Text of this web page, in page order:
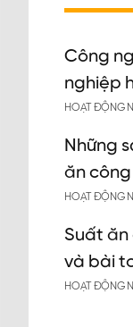
Công
nghiệp
HOẠT ĐỘNG
Những
ăn
HOẠT ĐỘNG
Suất
và bài
HOẠT ĐỘNG